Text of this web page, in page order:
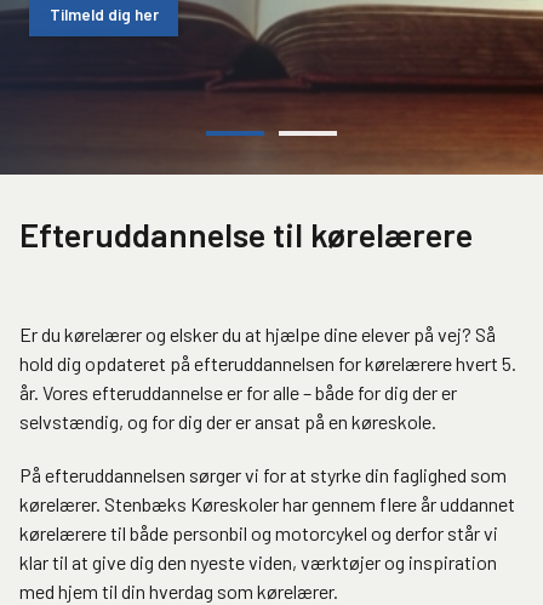
Tilmeld dig her
Efteruddannelse til kørelærere
Er du kørelærer og elsker du at hjælpe dine elever på vej? Så
hold dig opdateret på efteruddannelsen for kørelærere hvert 5.
år. Vores efteruddannelse er for alle – både for dig der er
selvstændig, og for dig der er ansat på en køreskole.
På efteruddannelsen sørger vi for at styrke din faglighed som
kørelærer. Stenbæks Køreskoler har gennem flere år uddannet
kørelærere til både personbil og motorcykel og derfor står vi
klar til at give dig den nyeste viden, værktøjer og inspiration
med hjem til din hverdag som kørelærer.